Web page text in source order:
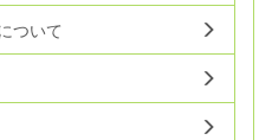
ついて